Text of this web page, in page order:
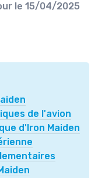
le 15/04/2025
de l'avion
d'Iron Maiden